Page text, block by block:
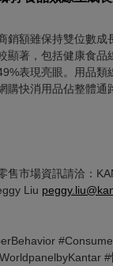
銷額雖保持雙位數成
顯著，包括健康食品
表現亮眼。用品類
購快消用品佔整體通
售市場資訊請洽：
Liu